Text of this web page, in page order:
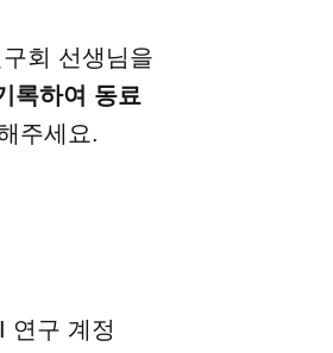
회 선생님을
록하여 동료
주세요.
연구 계정